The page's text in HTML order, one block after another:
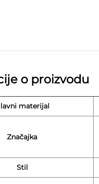
o proizvodu
materijal
Značajka
Stil